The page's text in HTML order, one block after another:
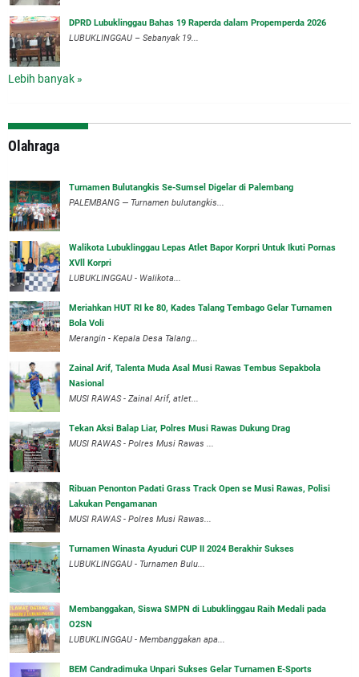
DPRD Lubuklinggau Bahas 19 Raperda dalam Propemperda 2026
LUBUKLINGGAU – Sebanyak 19...
Lebih banyak »
Olahraga
Turnamen Bulutangkis Se-Sumsel Digelar di Palembang
PALEMBANG — Turnamen bulutangkis...
Walikota Lubuklinggau Lepas Atlet Bapor Korpri Untuk Ikuti Pornas
XVll Korpri
LUBUKLINGGAU - Walikota...
Meriahkan HUT RI ke 80, Kades Talang Tembago Gelar Turnamen
Bola Voli
Merangin - Kepala Desa Talang...
Zainal Arif, Talenta Muda Asal Musi Rawas Tembus Sepakbola
Nasional
MUSI RAWAS - Zainal Arif, atlet...
Tekan Aksi Balap Liar, Polres Musi Rawas Dukung Drag
MUSI RAWAS - Polres Musi Rawas ...
Ribuan Penonton Padati Grass Track Open se Musi Rawas, Polisi
Lakukan Pengamanan
MUSI RAWAS - Polres Musi Rawas...
Turnamen Winasta Ayuduri CUP II 2024 Berakhir Sukses
LUBUKLINGGAU - Turnamen Bulu...
Membanggakan, Siswa SMPN di Lubuklinggau Raih Medali pada
O2SN
LUBUKLINGGAU - Membanggakan apa...
BEM Candradimuka Unpari Sukses Gelar Turnamen E-Sports